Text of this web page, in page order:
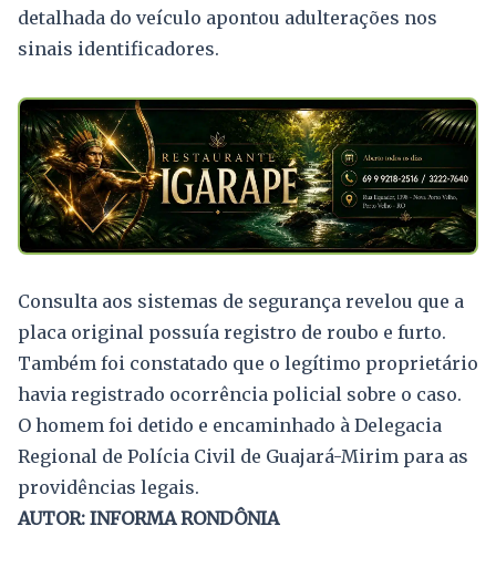
detalhada do veículo apontou adulterações nos
sinais identificadores.
Consulta aos sistemas de segurança revelou que a
placa original possuía registro de roubo e furto.
Também foi constatado que o legítimo proprietário
havia registrado ocorrência policial sobre o caso.
O homem foi detido e encaminhado à Delegacia
Regional de Polícia Civil de Guajará-Mirim para as
providências legais.
AUTOR: INFORMA RONDÔNIA